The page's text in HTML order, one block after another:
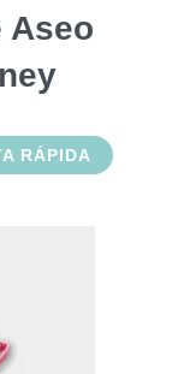
Aseo
RÁPIDA